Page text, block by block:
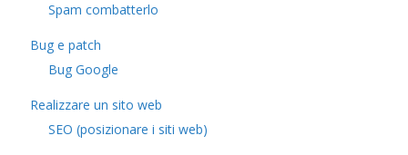
Spam combatterlo
Bug e patch
Bug Google
Realizzare un sito web
SEO (posizionare i siti web)